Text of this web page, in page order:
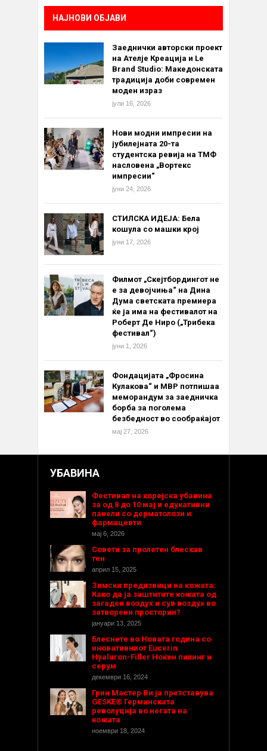
НАЈНОВИ ОБЈАВИ
Заеднички авторски проект
на Ателје Креација и Le
Brand Studio: Македонската
традиција доби современ
моден израз
јули 16, 2026
Нови модни импресии на
јубилејната 20-та
студентска ревија на ТМФ
насловена „Вортекс
импресии“
јуни 24, 2026
СТИЛСКА ИДЕЈА: Бела
кошула со машки крој
јуни 17, 2026
Филмот „Скејтбордингот не
е за девојчиња“ на Дина
Дума светската премиера
ќе ја има на фестивалот на
Роберт Де Ниро („Трибека
фестивал“)
јуни 1, 2026
Фондацијата „Фросина
Кулакова“ и МВР потпишаа
меморандум за заедничка
борба за поголема
безбедност во сообраќајот
мај 27, 2026
УБАВИНА
Фестивал на корејска убавина
за од 8 до 10 мај и едукативни
панели со дерматолози и
фармацевти
мај 6, 2026
Совети за пролетен блескав
тен
април 15, 2025
Зимски предизвици на кожата:
Како да ја заштитите кожата од
загаден воздух и сув воздух во
затворени простории?
јануари 13, 2025
Блеснете во Новата година со
иновативниот Eucerin
Hyaluron-Filler Ноќен пилинг и
серум
декември 16, 2024
Грин Мастер Ви ја претставува
GESKE® Германската
револуција во негата на
кожата
ноември 18, 2024